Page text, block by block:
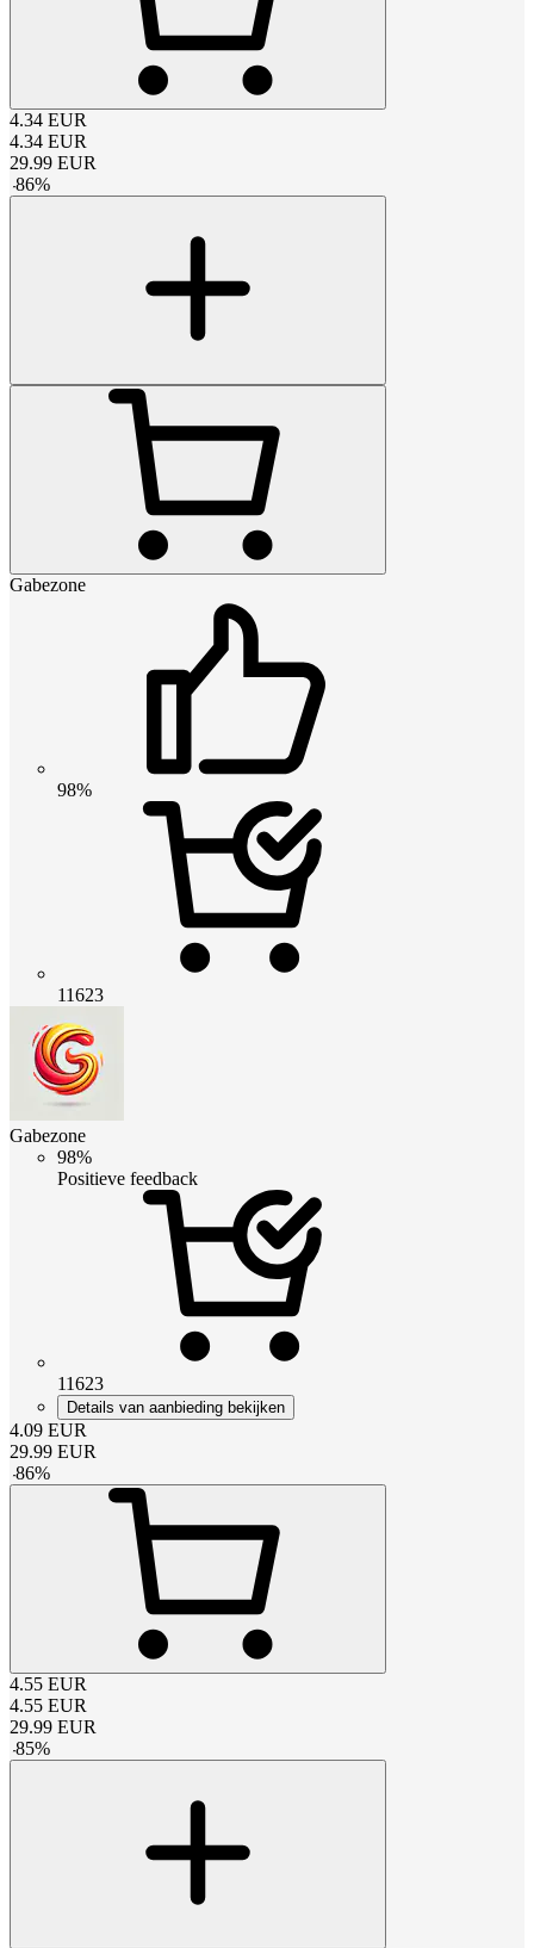
4.34 EUR
4.34 EUR
29.99 EUR
-86%
Gabezone
98%
11623
Gabezone
98%
Positieve feedback
11623
Details van aanbieding bekijken
4.09 EUR
29.99 EUR
-86%
4.55 EUR
4.55 EUR
29.99 EUR
-85%